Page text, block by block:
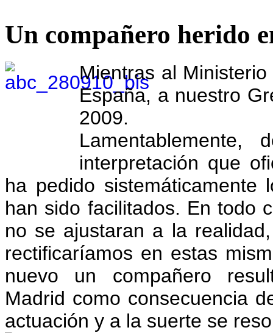
Un compañero herido
Mientras al
España, a nuestro
2009.
interpretación que
ha pedido
han sido facilitados. En todo
no se ajustaran a la
rectificaríamos en estas
nuevo un compañero
Madrid como consecuencia
actuación y a la suerte se